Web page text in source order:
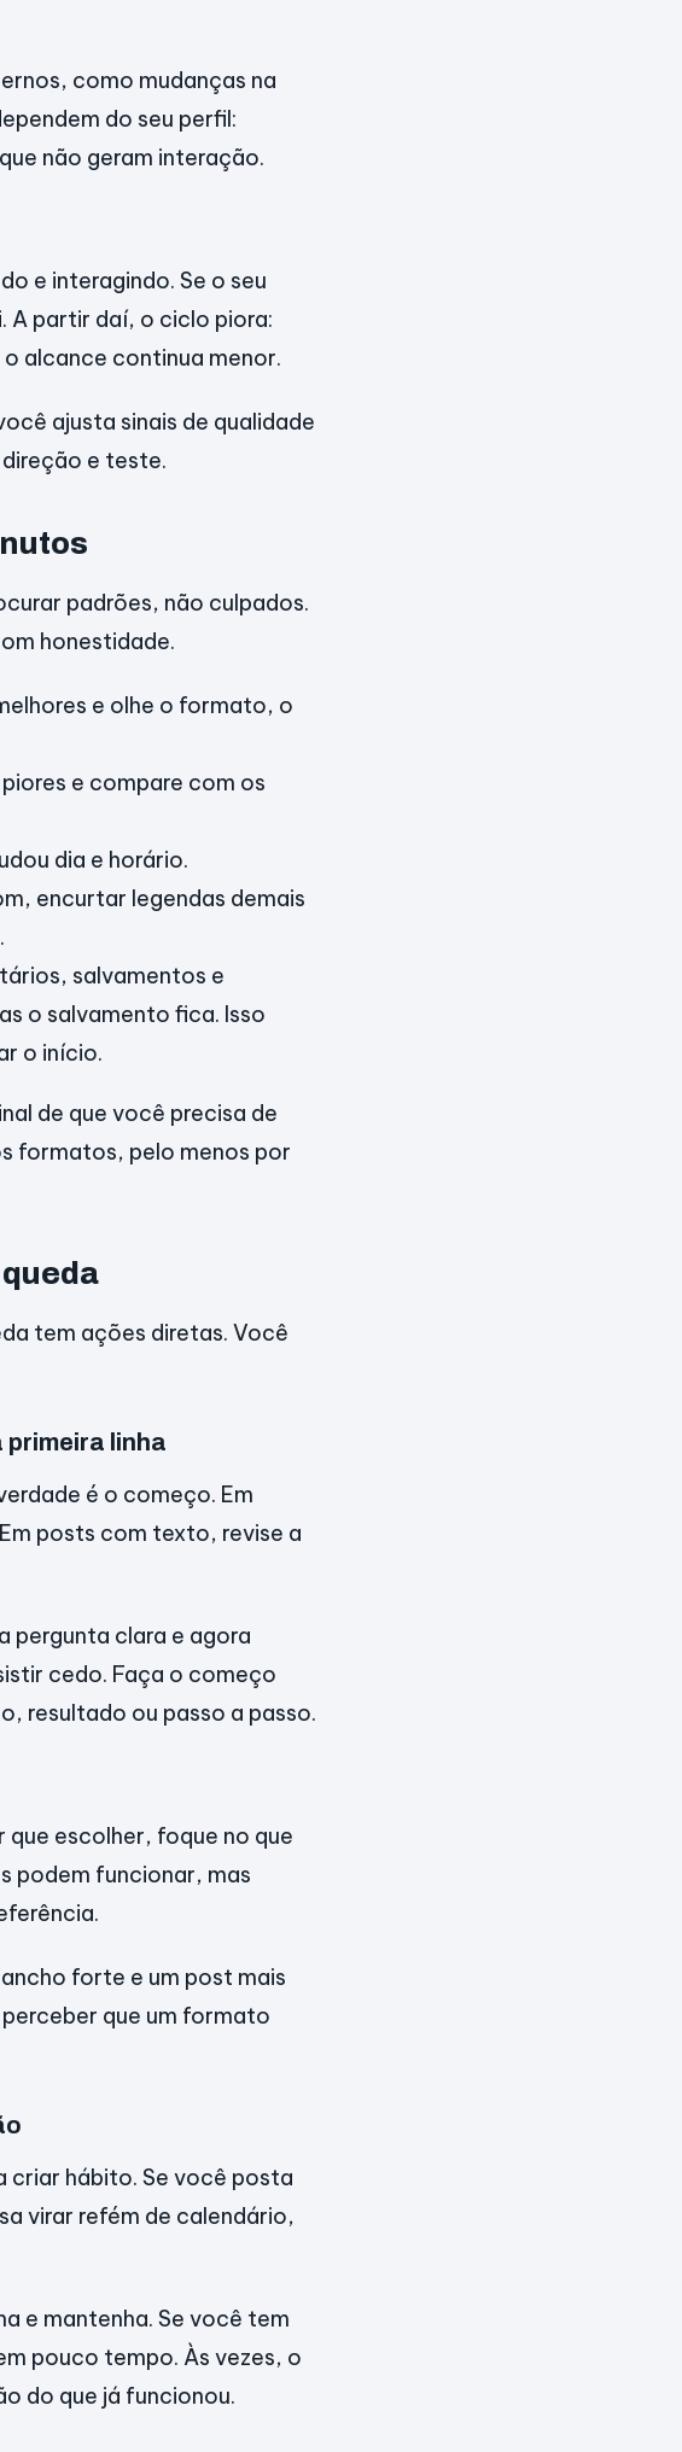
como mudanças na
do seu perfil:
não geram interação.
e interagindo. Se o seu
A partir daí, o ciclo piora:
alcance continua menor.
ajusta sinais de qualidade
e teste.
padrões, não culpados.
honestidade.
e olhe o formato, o
e compare com os
dia e horário.
encurtar legendas demais
salvamentos e
o salvamento fica. Isso
o início.
de que você precisa de
formatos, pelo menos por
tem ações diretas. Você
primeira linha
é o começo. Em
posts com texto, revise a
pergunta clara e agora
cedo. Faça o começo
resultado ou passo a passo.
escolher, foque no que
podem funcionar, mas
forte e um post mais
que um formato
criar hábito. Se você posta
virar refém de calendário,
e mantenha. Se você tem
pouco tempo. Às vezes, o
do que já funcionou.